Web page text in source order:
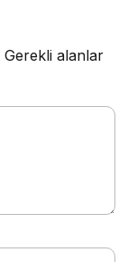
Gerekli alanlar